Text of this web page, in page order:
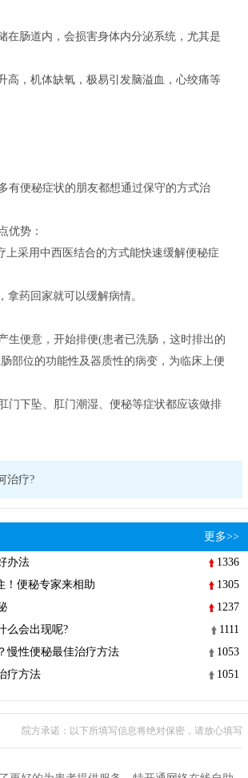
在肠道内，会损害身体内分泌系统，尤其是
高，机体缺氧，极易引发脑溢血，心绞痛等
有便秘症状的朋友都想通过保守的方式治
优势：
上采用中西医结合的方式能快速缓解便秘症
药回家就可以缓解病情。
生便意，开始排便(患者已洗肠，这时排出的
部位的功能性及器质性的病变，为临床上便
门下坠、肛门潮湿、便秘等症状都应该做排
治疗?
更多>>
办法
1336
！便秘专家来相助
1305
1237
么会出现呢?
1111
慢性便秘最佳治疗方法
1053
疗方法 1051
院方承诺：以下所填写信息将绝对保密，请放心填写